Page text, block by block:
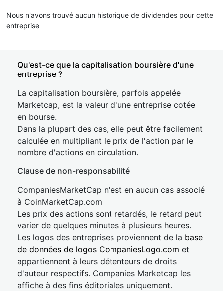
Nous n'avons trouvé aucun historique de dividendes pour cette
entreprise
Qu'est-ce que la capitalisation boursière d'une
entreprise ?
La capitalisation boursière, parfois appelée
Marketcap, est la valeur d'une entreprise cotée
en bourse.
Dans la plupart des cas, elle peut être facilement
calculée en multipliant le prix de l'action par le
nombre d'actions en circulation.
Clause de non-responsabilité
CompaniesMarketCap n'est en aucun cas associé
à CoinMarketCap.com
Les prix des actions sont retardés, le retard peut
varier de quelques minutes à plusieurs heures.
Les logos des entreprises proviennent de la base
de données de logos CompaniesLogo.com et
appartiennent à leurs détenteurs de droits
d'auteur respectifs. Companies Marketcap les
affiche à des fins éditoriales uniquement.